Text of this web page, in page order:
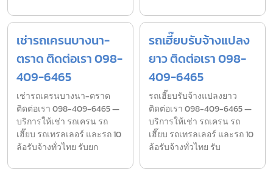
เช่ารถเครนบางนา-
ตราด ติดต่อเรา 098-
409-6465
เช่ารถเครนบางนา-ตราด
ติดต่อเรา 098-409-6465 —
บริการให้เช่า รถเครน รถ
เฮี๊ยบ รถเทรลเลอร์ และรถ 10
ล้อรับจ้างทั่วไทย รับยก
รถเฮี๊ยบรับจ้างแปลง
ยาว ติดต่อเรา 098-
409-6465
รถเฮี๊ยบรับจ้างแปลงยาว
ติดต่อเรา 098-409-6465 —
บริการให้เช่า รถเครน รถ
เฮี๊ยบ รถเทรลเลอร์ และรถ 10
ล้อรับจ้างทั่วไทย รับ